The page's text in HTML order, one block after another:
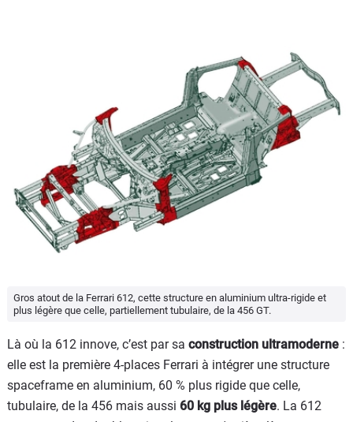
Gros atout de la Ferrari 612, cette structure en aluminium ultra-rigide et
plus légère que celle, partiellement tubulaire, de la 456 GT.
Là où la 612 innove, c’est par sa construction ultramoderne :
elle est la première 4-places Ferrari à intégrer une structure
spaceframe en aluminium, 60 % plus rigide que celle,
tubulaire, de la 456 mais aussi 60 kg plus légère. La 612